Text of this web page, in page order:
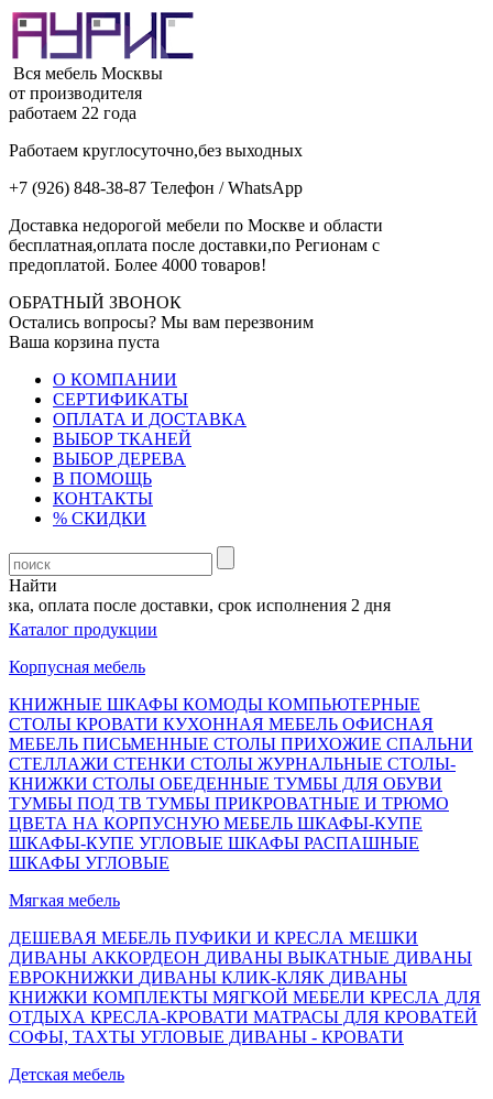
Вся мебель Москвы
от производителя
работаем 22 года
Работаем круглосуточно,без выходных
+7 (926) 848-38-87 Телефон / WhatsApp
Доставка недорогой мебели по Москве и области
бесплатная,оплата после доставки,по Регионам с
предоплатой. Более 4000 товаров!
ОБРАТНЫЙ ЗВОНОК
Остались вопросы? Мы вам перезвоним
Ваша корзина пуста
О КОМПАНИИ
СЕРТИФИКАТЫ
ОПЛАТА И ДОСТАВКА
ВЫБОР ТКАНЕЙ
ВЫБОР ДЕРЕВА
В ПОМОЩЬ
КОНТАКТЫ
% СКИДКИ
Найти
оплата после доставки, срок исполнения 2 дня
Каталог продукции
Корпусная мебель
КНИЖНЫЕ ШКАФЫ КОМОДЫ КОМПЬЮТЕРНЫЕ
СТОЛЫ КРОВАТИ КУХОННАЯ МЕБЕЛЬ ОФИСНАЯ
МЕБЕЛЬ ПИСЬМЕННЫЕ СТОЛЫ ПРИХОЖИЕ СПАЛЬНИ
СТЕЛЛАЖИ СТЕНКИ СТОЛЫ ЖУРНАЛЬНЫЕ СТОЛЫ-
КНИЖКИ СТОЛЫ ОБЕДЕННЫЕ ТУМБЫ ДЛЯ ОБУВИ
ТУМБЫ ПОД ТВ ТУМБЫ ПРИКРОВАТНЫЕ И ТРЮМО
ЦВЕТА НА КОРПУСНУЮ МЕБЕЛЬ ШКАФЫ-КУПЕ
ШКАФЫ-КУПЕ УГЛОВЫЕ ШКАФЫ РАСПАШНЫЕ
ШКАФЫ УГЛОВЫЕ
Мягкая мебель
ДЕШЕВАЯ МЕБЕЛЬ ПУФИКИ И КРЕСЛА МЕШКИ
ДИВАНЫ АККОРДЕОН ДИВАНЫ ВЫКАТНЫЕ ДИВАНЫ
ЕВРОКНИЖКИ ДИВАНЫ КЛИК-КЛЯК ДИВАНЫ
КНИЖКИ КОМПЛЕКТЫ МЯГКОЙ МЕБЕЛИ КРЕСЛА ДЛЯ
ОТДЫХА КРЕСЛА-КРОВАТИ МАТРАСЫ ДЛЯ КРОВАТЕЙ
СОФЫ, ТАХТЫ УГЛОВЫЕ ДИВАНЫ - КРОВАТИ
Детская мебель